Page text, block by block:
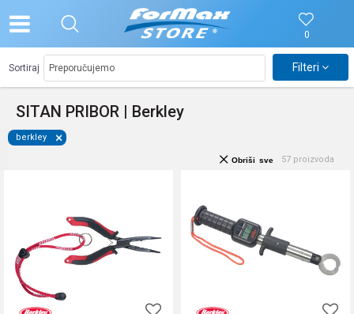
0
SITAN PRIBOR | Berkley
Sortiraj Filteri
berkley
57 proizvoda
Obriši sve